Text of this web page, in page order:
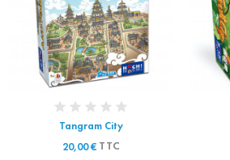
Tangram City
20,00 €TTC